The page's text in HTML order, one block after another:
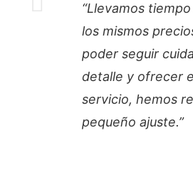
“Llevamos
los mismos
poder seguir
detalle y ofrecer
servicio, hemos
pequeño ajuste.”